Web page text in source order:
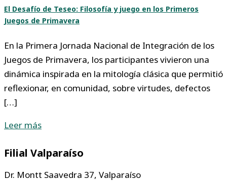
El Desafío de Teseo: Filosofía y juego en los Primeros
Juegos de Primavera
En la Primera Jornada Nacional de Integración de los
Juegos de Primavera, los participantes vivieron una
dinámica inspirada en la mitología clásica que permitió
reflexionar, en comunidad, sobre virtudes, defectos
[…]
Leer más
Filial Valparaíso
Dr. Montt Saavedra 37, Valparaíso